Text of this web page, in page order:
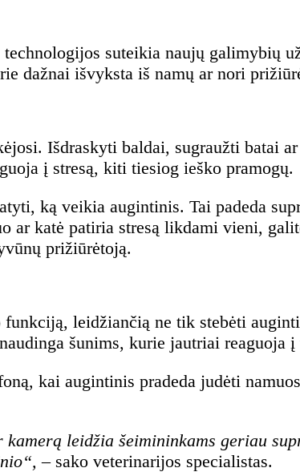
suteikia naujų galimybių
dažnai išvyksta iš namų ar nori
Išdraskyti baldai, sugraužti batai
į stresą, kiti tiesiog ieško pramogų.
ką veikia augintinis. Tai padeda
ar katė patiria stresą likdami vieni,
prižiūrėtoją.
leidžiančią ne tik stebėti
šunims, kurie jautriai reaguoja į
kai augintinis pradeda judėti
leidžia šeimininkams geriau
– sako veterinarijos specialistas.